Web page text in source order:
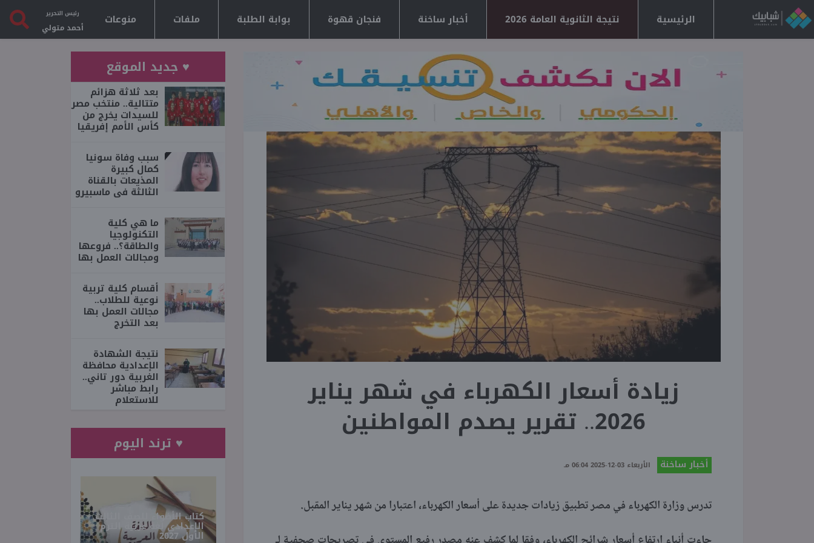
الرئيسية نتيجة الثانوية العامة 2026 أخبار ساخنة فنجان قهوة بوابة الطلبة ملفات منوعات رئيس التحرير
أحمد متولي
زيادة أسعار الكهرباء في شهر يناير
2026.. تقرير يصدم المواطنين
أخبار ساخنة الأربعاء 03-12-2025 06:04 مـ
تدرس وزارة الكهرباء في مصر تطبيق زيادات جديدة على أسعار الكهرباء، اعتبارا من شهر يناير المقبل.
♥ جديد الموقع
بعد ثلاثة هزائم
متتالية.. منتخب مصر
للسيدات يخرج من
كأس الأمم إفريقيا
سبب وفاة سونيا
كمال كبيرة
المذيعات بالقناة
الثالثة فى ماسبيرو
ما هي كلية
التكنولوجيا
والطاقة؟.. فروعها
ومجالات العمل بها
أقسام كلية تربية
نوعية للطلاب..
مجالات العمل بها
بعد التخرج
نتيجة الشهادة
الإعدادية محافظة
الغربية دور تاني..
رابط مباشر
للاستعلام
♥ ترند اليوم
كتاب الأضواء للصف الثالث
الإعدادي لغة عربية الترم
الأول 2027